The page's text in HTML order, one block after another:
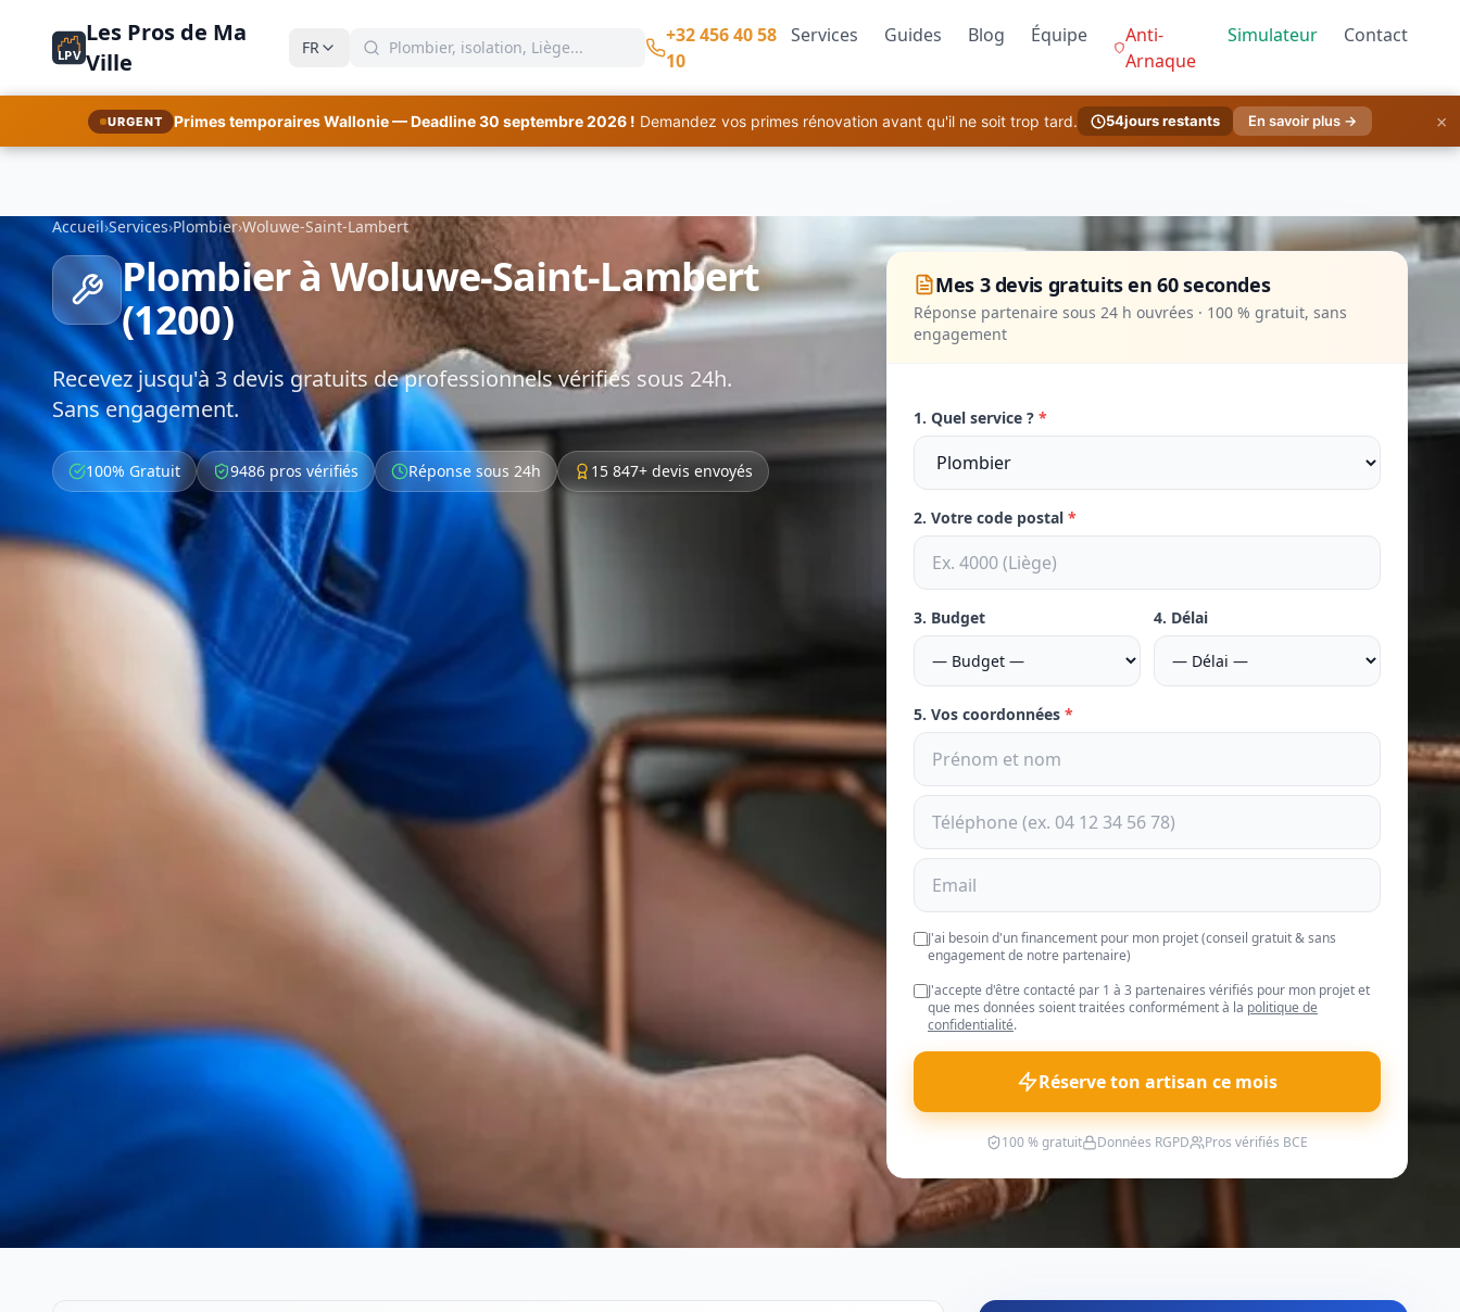
LPV
Les Pros de Ma
Ville
FR
+32 456 40 58
10
Services Guides Blog Équipe
Anti-
Arnaque
Simulateur Contact
URGENT Primes temporaires Wallonie — Deadline 30 septembre 2026 ! Demandez vos primes rénovation avant qu'il ne soit trop tard. 54jours restants En savoir plus → ×
Accueil›Services›Plombier›Woluwe-Saint-Lambert
Plombier à Woluwe-Saint-Lambert
(1200)
Recevez jusqu'à 3 devis gratuits de professionnels vérifiés sous 24h.
Sans engagement.
100% Gratuit 9486 pros vérifiés Réponse sous 24h 15 847+ devis envoyés
Mes 3 devis gratuits en 60 secondes
Réponse partenaire sous 24 h ouvrées · 100 % gratuit, sans
engagement
1. Quel service ? *
2. Votre code postal *
3. Budget 4. Délai
5. Vos coordonnées *
J'ai besoin d'un financement pour mon projet (conseil gratuit & sans
engagement de notre partenaire)
J'accepte d'être contacté par 1 à 3 partenaires vérifiés pour mon projet et
que mes données soient traitées conformément à la politique de
confidentialité.
Réserve ton artisan ce mois
100 % gratuit Données RGPD Pros vérifiés BCE